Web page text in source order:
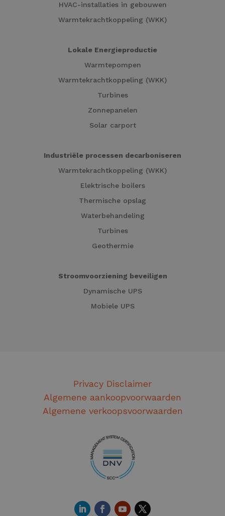
HVAC-installaties in gebouwen
Warmtekrachtkoppeling (WKK)
Lokale Energieproductie
Warmtepompen
Warmtekrachtkoppeling (WKK)
Turbines
Zonnepanelen
Solar carport
Industriële processen decarboniseren
Warmtekrachtkoppeling (WKK)
Elektrische boilers
Thermische opslag
Waterbehandeling
Turbines
Geothermie
Stroomvoorziening beveiligen
Dynamische UPS
Mobiele UPS
Privacy Disclaimer
Algemene aankoopvoorwaarden
Algemene verkoopsvoorwaarden